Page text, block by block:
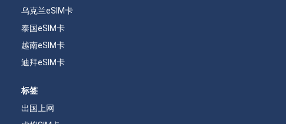
乌克兰eSIM卡
泰国eSIM卡
越南eSIM卡
迪拜eSIM卡
标签
出国上网